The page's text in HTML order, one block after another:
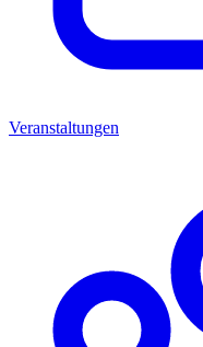
Veranstaltungen